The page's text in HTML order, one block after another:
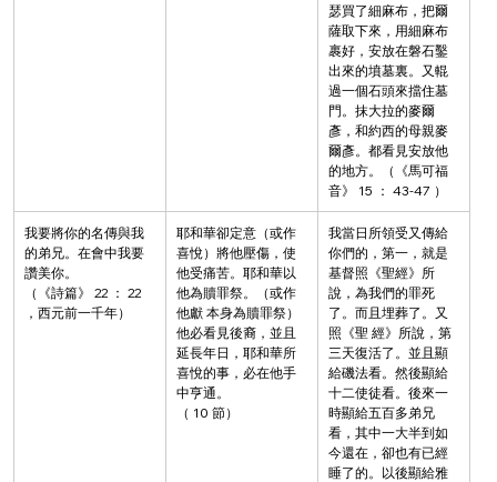
瑟買了細麻布，把爾
薩取下來，用細麻布
裹好，安放在磐石鑿
出來的墳墓裏。又輥
過一個石頭來擋住墓
門。抹大拉的麥爾
彥，和約西的母親麥
爾彥。都看見安放他
的地方。（《馬可福
音》 15 ： 43-47 ）
我要將你的名傳與我
的弟兄。在會中我要
讚美你。
（《詩篇》 22 ： 22
，西元前一千年）
耶和華卻定意（或作
喜悅）將他壓傷，使
他受痛苦。耶和華以
他為贖罪祭。（或作
他獻 本身為贖罪祭）
他必看見後裔，並且
延長年日，耶和華所
喜悅的事，必在他手
中亨通。
（ 10 節）
我當日所領受又傳給
你們的，第一，就是
基督照《聖經》所
說，為我們的罪死
了。而且埋葬了。又
照《聖 經》所說，第
三天復活了。並且顯
給磯法看。然後顯給
十二使徒看。後來一
時顯給五百多弟兄
看，其中一大半到如
今還在，卻也有已經
睡了的。以後顯給雅